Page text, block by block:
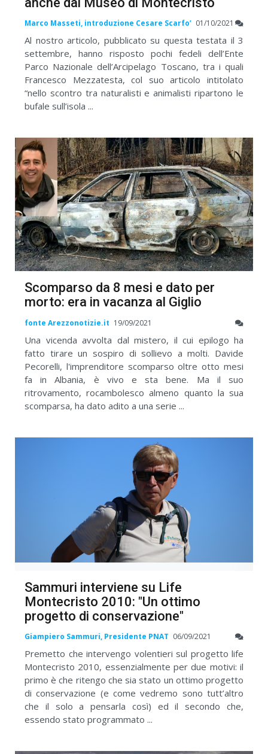
Marco Masseti, introduzione Cesare Scarfo’ 01/10/2021
Al nostro articolo, pubblicato su questa testata il 3
settembre, hanno risposto pochi fedeli dell’Ente
Parco Nazionale dell’Arcipelago Toscano, tra i quali
Francesco Mezzatesta, col suo articolo intitolato
“nello scontro tra naturalisti e animalisti ripartono le
bufale sull’isola ...
Scomparso da 8 mesi e dato per
morto: era in vacanza al Giglio
fonte Arezzonotizie.it 19/09/2021
Una vicenda avvolta dal mistero, il cui epilogo ha
fatto tirare un sospiro di sollievo a molti. Davide
Pecorelli, l'imprenditore scomparso oltre otto mesi
fa in Albania, è vivo e sta bene. Ma il suo
ritrovamento, rocambolesco almeno quanto la sua
scomparsa, ha dato adito a una serie ...
Sammuri interviene su Life
Montecristo 2010: "Un ottimo
progetto di conservazione"
Giampiero Sammuri, Presidente PNAT 06/09/2021
Premetto che intervengo volentieri sul progetto life
Montecristo 2010, essenzialmente per due motivi: il
primo è che ritengo che sia stato un ottimo progetto
di conservazione (e come vedremo sono tutt’altro
che il solo a pensarla così) ed il secondo che,
essendo stato programmato ...